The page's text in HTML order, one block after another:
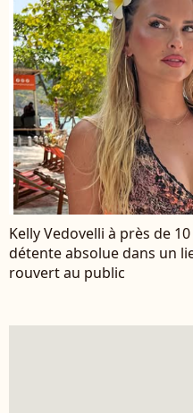
Kelly Vedovelli à près de
détente absolue dans un
rouvert au public